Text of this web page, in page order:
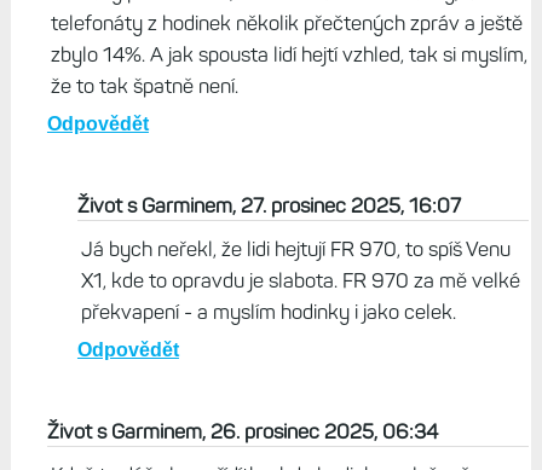
Odpovědět
Radomír , 27. prosinec 2025, 16:03
Pro porovnání včera běh 1 h 7 min s FR 970 - SatIQ,
velkou obavu a dlouho se nemohl rozhodnout jaké
oblékání nevadí a vydrž předčila očekávání. Dva dny
turistiky před vánoci, celkem 23 hodin aktivity, 4
telefonáty z hodinek několik přečtených zpráv a ještě
zbylo 14%. A jak spousta lidí hejtí vzhled, tak si myslím,
Odpovědět